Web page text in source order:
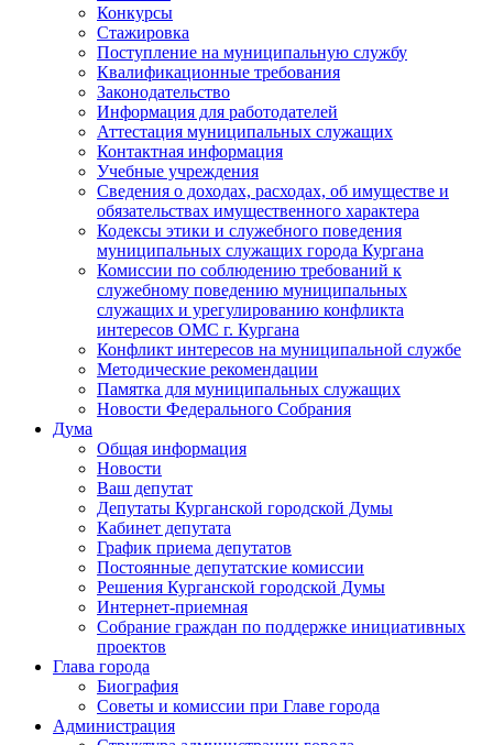
Конкурсы
Стажировка
Поступление на муниципальную службу
Квалификационные требования
Законодательство
Информация для работодателей
Аттестация муниципальных служащих
Контактная информация
Учебные учреждения
Сведения о доходах, расходах, об имуществе и
обязательствах имущественного характера
Кодексы этики и служебного поведения
муниципальных служащих города Кургана
Комиссии по соблюдению требований к
служебному поведению муниципальных
служащих и урегулированию конфликта
интересов ОМС г. Кургана
Конфликт интересов на муниципальной службе
Методические рекомендации
Памятка для муниципальных служащих
Новости Федерального Cобрания
Дума
Общая информация
Новости
Ваш депутат
Депутаты Курганской городской Думы
Кабинет депутата
График приема депутатов
Постоянные депутатские комиссии
Решения Курганской городской Думы
Интернет-приемная
Собрание граждан по поддержке инициативных
проектов
Глава города
Биография
Советы и комиссии при Главе города
Администрация